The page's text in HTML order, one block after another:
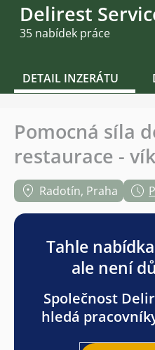
Delirest
35 nabídek práce
DETAIL INZERÁTU
Pomocná síla
restaurace -
Radotín, Praha
Tahle
ale není
Společnost
hledá